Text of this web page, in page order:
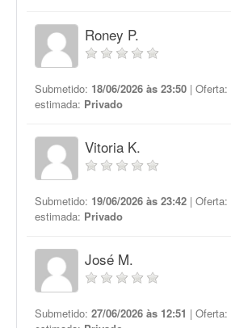
Roney P.
Submetido: 18/06/2026 às 23:50 | Oferta:
estimada: Privado
Vitoria K.
Submetido: 19/06/2026 às 23:42 | Oferta:
estimada: Privado
José M.
Submetido: 27/06/2026 às 12:51 | Oferta: